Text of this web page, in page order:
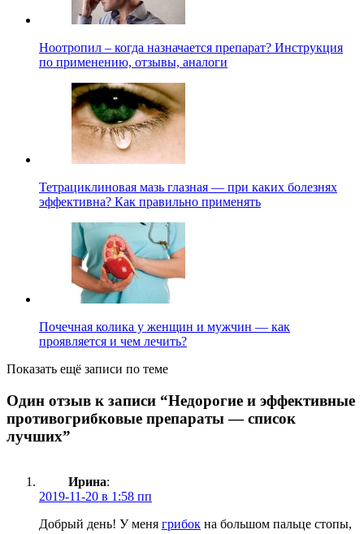
Ноотропил – когда назначается препарат? Инструкция
по применению, отзывы, аналоги
Тетрациклиновая мазь глазная — при каких болезнях
эффективна? Как правильно применять
Почечная колика у женщин и мужчин — как
проявляется и чем лечить?
Показать ещё записи по теме
Один отзыв к записи “Недорогие и эффективные
противогрибковые препараты — список
лучших”
Ирина:
2019-11-20 в 1:58 пп
Добрый день! У меня грибок на большом пальце стопы,